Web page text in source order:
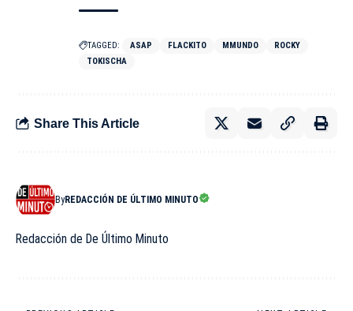
TAGGED: ASAP FLACKITO MMUNDO
ROCKY
TOKISCHA
Share This Article
ByREDACCIÓN DE ÚLTIMO MINUTO
Redacción de De Último Minuto